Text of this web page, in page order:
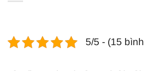
5/5 - (15